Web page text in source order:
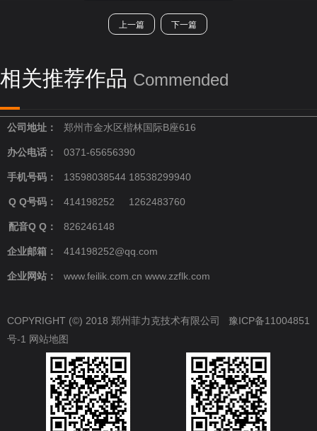
上一篇 下一篇
相关推荐作品 Commended
公司地址： 郑州市金水区楷林国际B座616
办公电话： 0371-65656390
手机号码： 13598038544 18538299940
Q Q号码： 414198252 1262483760
配音Q Q： 826246148
企业邮箱： 414198252@qq.com
企业网站： www.feilik.com.cn www.zzflk.com
COPYRIGHT (©) 2018 郑州菲力克技术有限公司 豫ICP备11004851
号-1 网站地图